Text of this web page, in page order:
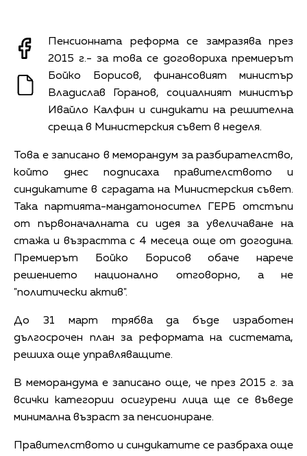
Пенсионната реформа се замразява през
2015 г.- за това се договориха премиерът
Бойко Борисов, финансовият министър
Владислав Горанов, социалният министър
Ивайло Калфин и синдикати на решителна
среща в Министерския съвет в неделя.
Това е записано в меморандум за разбирателство,
който днес подписаха правителството и
синдикатите в сградата на Министерския съвет.
Така партията-мандатоносител ГЕРБ отстъпи
от първоначалната си идея за увеличаване на
стажа и възрастта с 4 месеца още от догодина.
Премиерът Бойко Борисов обаче нарече
решението национално отговорно, а не
"политически актив".
До 31 март трябва да бъде изработен
дългосрочен план за реформата на системата,
решиха още управляващите.
В меморандума е записано още, че през 2015 г. за
всички категории осигурени лица ще се въведе
минимална възраст за пенсиониране.
Правителството и синдикатите се разбраха още